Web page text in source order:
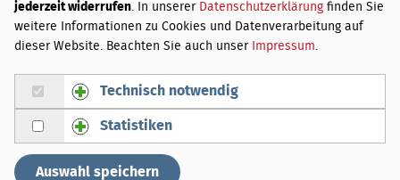
Innerhalb Deutschlands:
Bis 3 kg
3,50 €
Über 3 bis 20 kg
4,50 €
Über 20 bis 31,5 kg 5,50 €
Bei Lieferung außerhalb Deutschlands weichen die
Versandgebühren von den hier genannten ab. Sie werden
per E-Mail über die zusätzlichen Kosten informiert und
können Ihre Bestellung bestätigen oder stornieren.
jederzeit widerrufen. In unserer Datenschutzerklärung finden Sie
weitere Informationen zu Cookies und Datenverarbeitung auf
dieser Website. Beachten Sie auch unser Impressum.
Gruppe Technisch notwendig zustimmen
Technisch notwendig
Gruppe Statistiken zustimmen
Statistiken
Auswahl speichern